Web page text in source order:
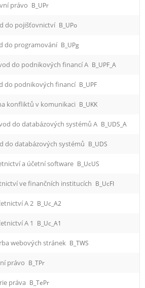
právo B_UPr
do pojišťovnictví B_UPo
do programování B_UPg
do podnikových financí A B_UPF_A
do podnikových financí B_UPF
konfliktů v komunikaci B_UKK
do databázových systémů A B_UDS_A
do databázových systémů B_UDS
a účetní software B_UcUS
ve finančních institucích B_UcFI
A 2 B_Uc_A2
A 1 B_Uc_A1
webových stránek B_TWS
právo B_TPr
práva B_TePr